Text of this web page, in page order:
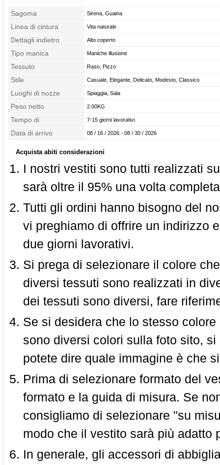
Sagoma Sirena, Guaina
Linea di cintura Vita naturale
Dettagli indietro Alto coperto
Tipo manica Maniche illusione
Tessuto Raso, Pizzo
Stile Casuale, Elegante, Delicato, Modesto, Classico
Luoghi di nozze Spiaggia, Sala
Peso netto 2.00KG
Tempo di
confezionamento
7-15 giorni lavorativi.
Data di arrivo 08 / 16 / 2026 - 08 / 30 / 2026
Acquista abiti considerazioni
I nostri vestiti sono tutti realizzati
sarà oltre il 95% una volta
Tutti gli ordini hanno bisogno del
vi preghiamo di offrire un indirizzo
due giorni lavorativi.
Si prega di selezionare il colore
diversi tessuti sono realizzati in
dei tessuti sono diversi, fare
Se si desidera che lo stesso
sono diversi colori sulla foto sito,
potete dire quale immagine è che
Prima di selezionare formato del
formato e la guida di misura. Se
consigliamo di selezionare "su
modo che il vestito sarà più adatto
In generale, gli accessori di